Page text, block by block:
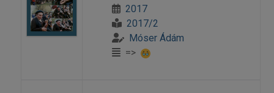
2017
2017/2
Móser Ádám
=>